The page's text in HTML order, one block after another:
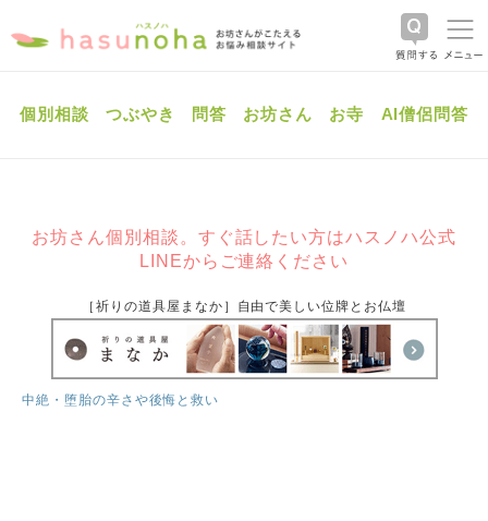
個別相談 つぶやき 問答 お坊さん お寺 AI僧侶問答
お坊さん個別相談。すぐ話したい方はハスノハ公式
LINEからご連絡ください
［祈りの道具屋まなか］自由で美しい位牌とお仏壇
中絶・堕胎の辛さや後悔と救い